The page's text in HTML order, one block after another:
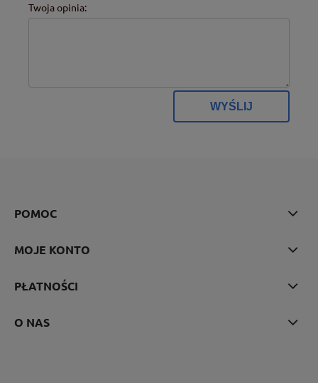
Twoja opinia:
WYŚLIJ
POMOC
MOJE KONTO
PŁATNOŚCI
O NAS